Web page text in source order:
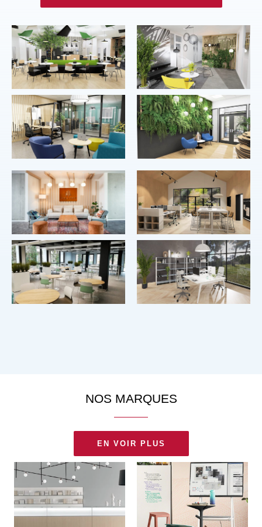
NOS MARQUES
EN VOIR PLUS